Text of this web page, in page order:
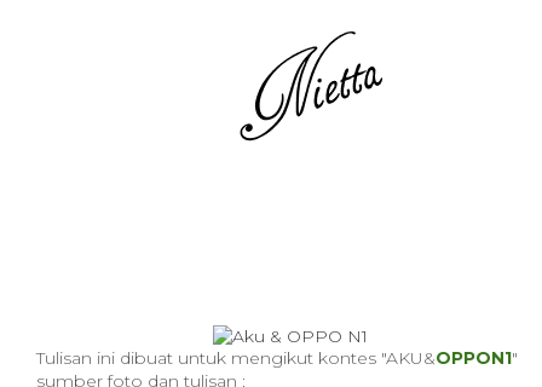
Tulisan ini dibuat untuk mengikut kontes "AKU&OPPON1"
sumber foto dan tulisan :